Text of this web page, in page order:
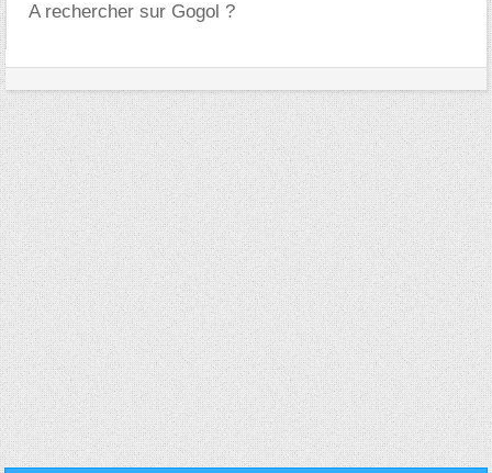
A rechercher sur Gogol ?